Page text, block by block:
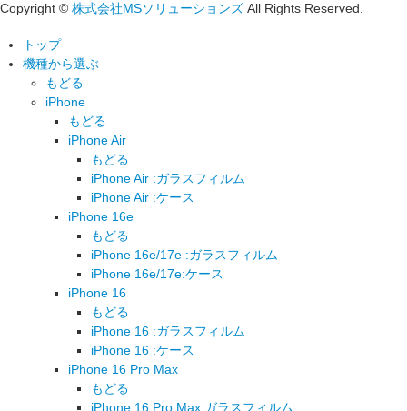
Copyright © 株式会社MSソリューションズ All Rights Reserved.
トップ
機種から選ぶ
もどる
iPhone
もどる
iPhone Air
もどる
iPhone Air :ガラスフィルム
iPhone Air :ケース
iPhone 16e
もどる
iPhone 16e/17e :ガラスフィルム
iPhone 16e/17e:ケース
iPhone 16
もどる
iPhone 16 :ガラスフィルム
iPhone 16 :ケース
iPhone 16 Pro Max
もどる
iPhone 16 Pro Max:ガラスフィルム